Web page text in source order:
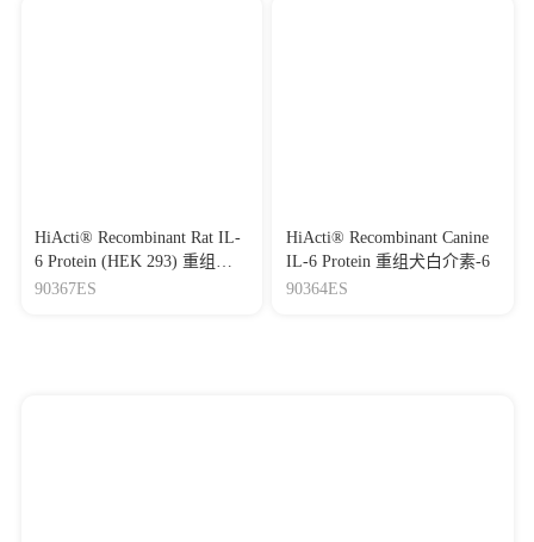
HiActi® Recombinant Rat IL-
6 Protein (HEK 293) 重组大
鼠白介素-6
90367ES
HiActi® Recombinant Canine
IL-6 Protein 重组犬白介素-6
90364ES